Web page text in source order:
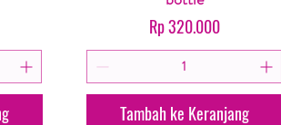
Harga
Rp 320.000
Tambah ke Keranjang